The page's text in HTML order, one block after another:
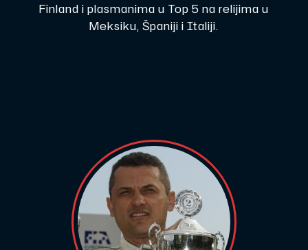
Finland i plasmanima u Top 5 na relijima u
Meksiku, Španiji i Italiji.